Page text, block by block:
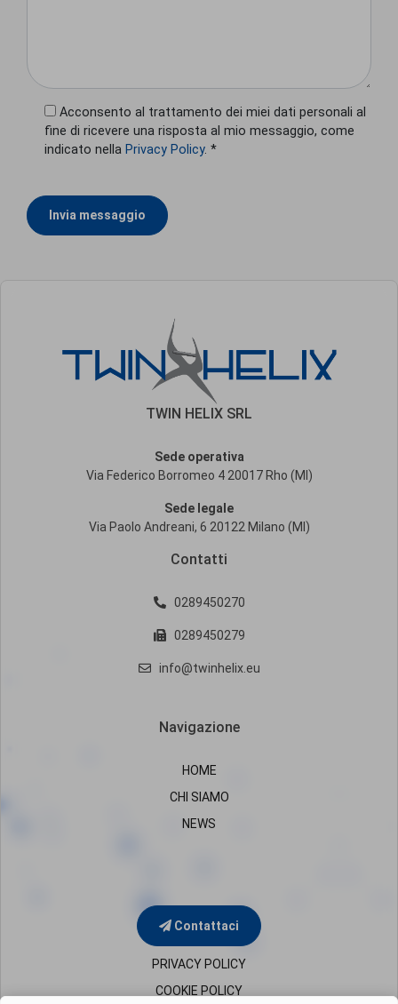
Acconsento al trattamento dei miei dati personali al
fine di ricevere una risposta al mio messaggio, come
indicato nella Privacy Policy. *
Invia messaggio
TWIN HELIX SRL
Sede operativa
Via Federico Borromeo 4 20017 Rho (MI)
Sede legale
Via Paolo Andreani, 6 20122 Milano (MI)
Contatti
0289450270
0289450279
info@twinhelix.eu
Navigazione
HOME
CHI SIAMO
NEWS
Contattaci
PRIVACY POLICY
COOKIE POLICY